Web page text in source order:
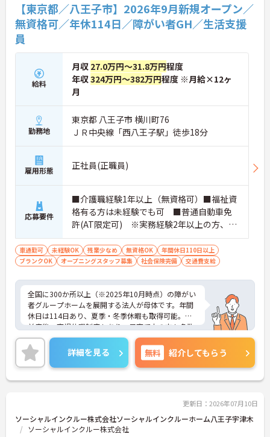
【東京都／八王子市】2026年9月新規オープン／
無資格可／年休114日／障がい者GH／生活支援
員
給料
月収 27.0万円～31.8万円程度
年収324万円～382万円程度 ※月給×12ヶ
月
勤務地
東京都 八王子市 横川町76
ＪＲ中央線「西八王子駅」徒歩18分
雇用形態 正社員(正職員)
応募要件
■介護職経験1年以上（無資格可）■福祉資
格有る方は未経験でも可 ■普通自動車免
許(AT限定可) ※実務経験2年以上の方、障
がい者福祉に関する経験をお持ちの方大歓
迎
車通勤可 未経験OK 残業少なめ 無資格OK
年間休日110日以上
ブランクOK
オープニングスタッフ募集 社会保険完備 交通費支給
全国に300か所以上（※2025年10月時点）の障がい
者グループホームを展開する法人が母体です。年間
休日は114日あり、夏季・冬季休暇も取得可能。産
前産後・育児休暇制度もあり、子育て中の方も多数
活躍中で、ワークライフバランスを大切にしながら
働ける環境が整っています。研修制度や外部勉強会
の受講支援もあり、スキルアップもしっかりサポー
ト。将来的には管理者やエリアマネージャーへのキ
ャリアアップも目指せます。20代から60代まで幅広
の職場です。介護経験を活かしたい方、福祉の資格
をお持ちの方、安定した法人でキャリアを築きたい
方におすすめです。
詳細を見る 無料 紹介してもらう
更新日：2026年07月10日
ソーシャルインクルー株式会社ソーシャルインクルーホーム八王子宇津木
ソーシャルインクルー株式会社